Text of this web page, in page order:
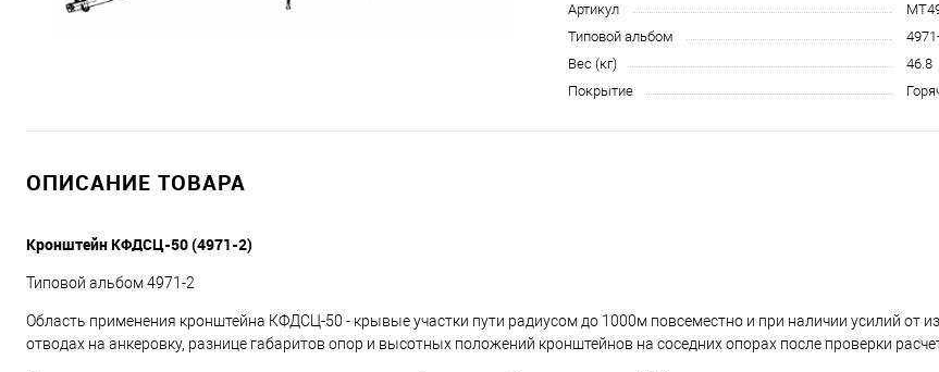
Артикул
Типовой альбом
Вес (кг)
46.8
Покрытие
ОПИСАНИЕ ТОВАРА
Кронштейн КФДСЦ-50 (4971-2)
Типовой альбом 4971-2
Область применения кронштейна КФДСЦ-50 - крывые участки пути радиусом до 1000м повсеместно и при наличии усилий от
отводах на анкеровку, разнице габаритов опор и высотных положений кронштейнов на соседних опорах после проверки